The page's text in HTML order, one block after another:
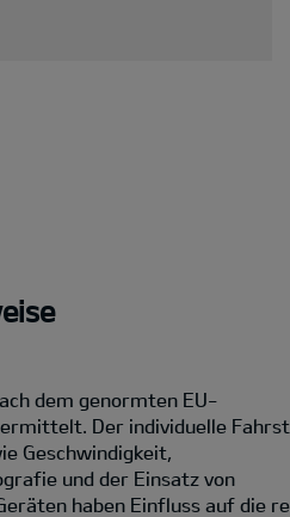
dem genormten EU-
Der individuelle
Geschwindigkeit,
und der Einsatz von
haben Einfluss auf die